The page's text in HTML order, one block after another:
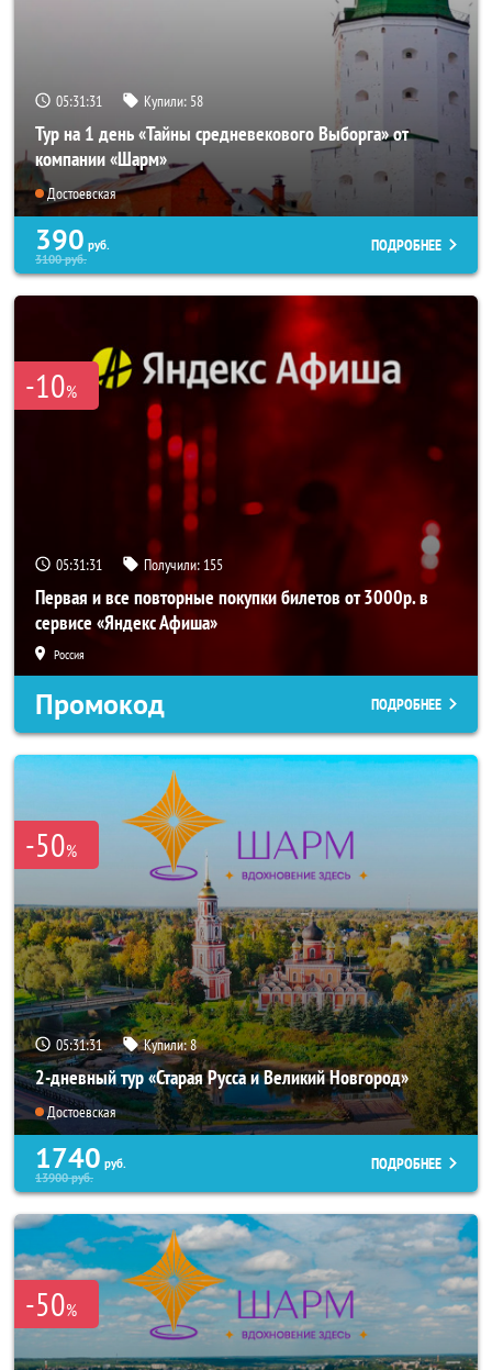
05:31:30 Купили: 58
Тур на 1 день «Тайны средневекового Выборга» от
компании «Шарм»
Достоевская
390 руб.
3100руб.
ПОДРОБНЕЕ
-10%
05:31:30 Получили: 155
Первая и все повторные покупки билетов от 3000р. в
сервисе «Яндекс Афиша»
Россия
Промокод ПОДРОБНЕЕ
-50%
05:31:30 Купили:8
2-дневный тур «Старая Русса и Великий Новгород»
Достоевская
1740 руб.
13900руб.
ПОДРОБНЕЕ
-50%